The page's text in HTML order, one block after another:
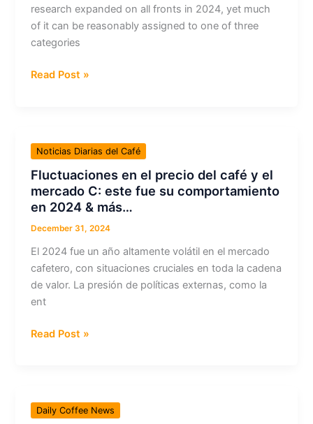
research expanded on all fronts in 2024, yet much
of it can be reasonably assigned to one of three
categories
Coffee
Focused
on
Climate
Change,
Quality
and
Health
&
more…
Read Post »
Noticias Diarias del Café
Fluctuaciones en el precio del café y el
mercado C: este fue su comportamiento
en 2024 & más…
December 31, 2024
El 2024 fue un año altamente volátil en el mercado
cafetero, con situaciones cruciales en toda la cadena
de valor. La presión de políticas externas, como la
ent
Fluctuaciones
del
café
Read Post »
Daily Coffee News